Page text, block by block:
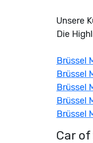
Unsere
Die
Brüssel
Brüssel
Brüssel
Brüssel
Brüssel
Car